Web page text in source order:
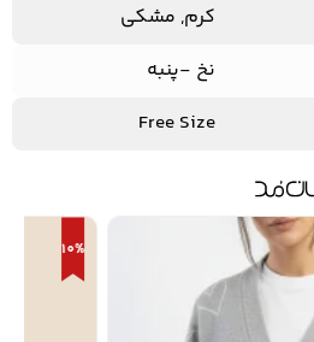
کرم, مشکی
نخ -پنبه
Free Size
10%